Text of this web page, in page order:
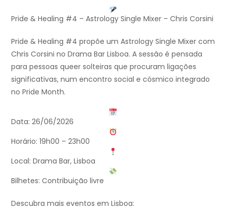
Pride & Healing #4 – Astrology Single Mixer – Chris Corsini
Pride & Healing #4 propõe um Astrology Single Mixer com
Chris Corsini no Drama Bar Lisboa. A sessão é pensada
para pessoas queer solteiras que procuram ligações
significativas, num encontro social e cósmico integrado
no Pride Month.
Data: 26/06/2026
Horário: 19h00 – 23h00
Local: Drama Bar, Lisboa
Bilhetes: Contribuição livre
Descubra mais eventos em Lisboa: